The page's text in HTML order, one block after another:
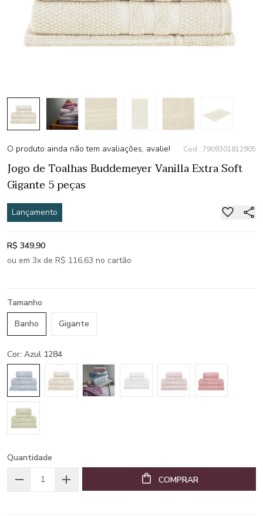
O produto ainda não tem avaliações, avalie! Cod.: 7909301812905
Jogo de Toalhas Buddemeyer Vanilla Extra Soft
Gigante 5 peças
Lançamento
R$ 349,90
ou em 3x de R$ 116,63 no cartão
Tamanho
Banho
Gigante
Cor: Azul 1284
Quantidade
COMPRAR